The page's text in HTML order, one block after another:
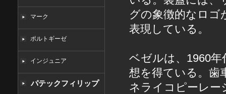
マーク
ポルトギーゼ
インジュニア
パテックフィリップ
グの象徴的なロゴ
表現している。
ベゼルは、1960
想を得ている。歯
ネライコピー レー